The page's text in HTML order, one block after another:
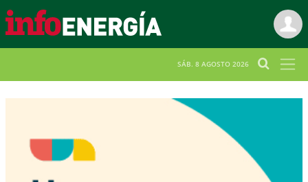
SÁB. 8 AGOSTO 2026